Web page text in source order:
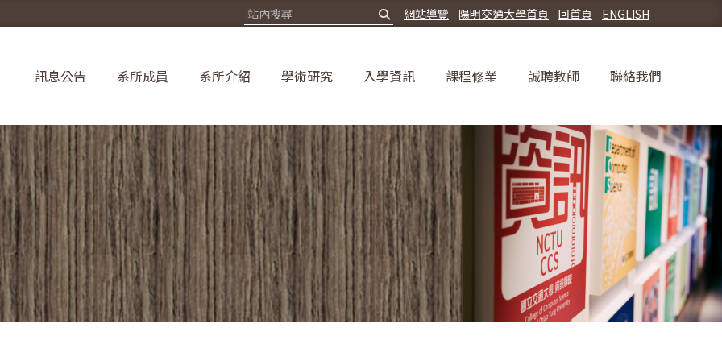
ENGLISH
回首頁
陽明交通大學首頁
網站導覽
訊息公告 系所成員 系所介紹 學術研究 入學資訊 課程修業 誠聘教師 聯絡我們